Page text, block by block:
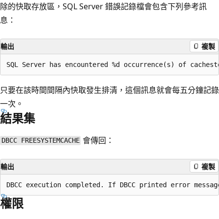
除的快取存放區，SQL Server 錯誤記錄檔會包含下列參考訊
息：
輸出 複製
只要在該時間間隔內快取發生排清，這個訊息就會每五分鐘記錄
一次。
結果集
DBCC FREESYSTEMCACHE 會傳回：
輸出 複製
權限